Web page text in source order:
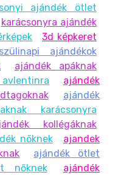
ajándék ötlet
karácsonyra ajándék
3d képkeret
ajándékok
ajándék apáknak
ajándék
ajándék
karácsonyra
kollégáknak
nőknek
ajandek
ajándék ötlet
nőknek
ajándék